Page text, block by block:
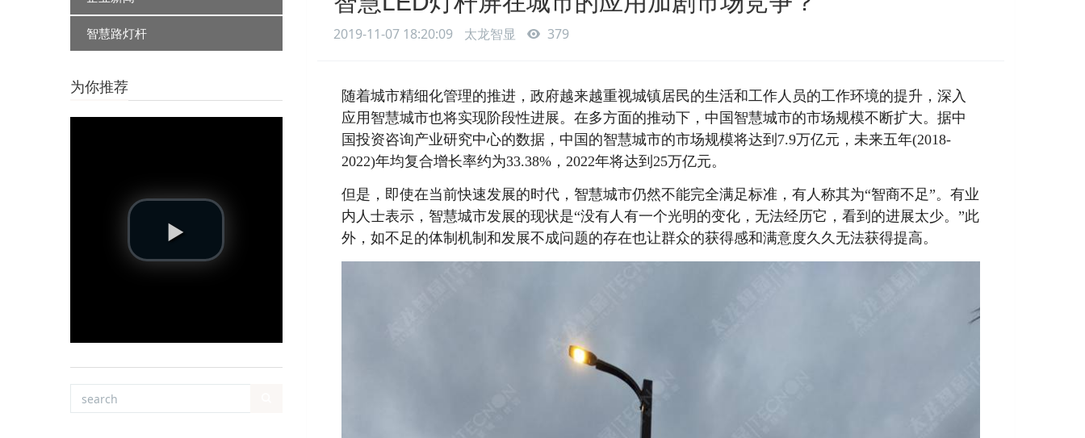
智慧路灯杆
为你推荐
2019-11-07 18:20:09 太龙智显 379
随着城市精细化管理的推进，政府越来越重视城镇居民的生活和工作人员的工作环境的提升，深入
应用智慧城市也将实现阶段性进展。在多方面的推动下，中国智慧城市的市场规模不断扩大。据中
国投资咨询产业研究中心的数据，中国的智慧城市的市场规模将达到7.9万亿元，未来五年(2018-
2022)年均复合增长率约为33.38%，2022年将达到25万亿元。
但是，即使在当前快速发展的时代，智慧城市仍然不能完全满足标准，有人称其为“智商不足”。有业
内人士表示，智慧城市发展的现状是“没有人有一个光明的变化，无法经历它，看到的进展太少。”此
外，如不足的体制机制和发展不成问题的存在也让群众的获得感和满意度久久无法获得提高。